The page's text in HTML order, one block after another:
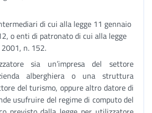
di cui alla legge 11 gennaio
o enti di patronato di cui alla legge
n. 152.
sia un’impresa del settore
alberghiera o una struttura
del turismo, oppure altro datore di
usufruire del regime di computo del